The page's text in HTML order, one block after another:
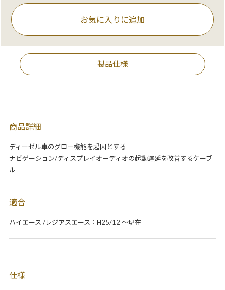
お気に入りに追加
製品仕様
商品詳細
ディーゼル車のグロー機能を起因とする
ナビゲーション/ディスプレイオーディオの起動遅延を改善するケーブ
ル
適合
ハイエース /レジアスエース：H25/12 ～現在
仕様